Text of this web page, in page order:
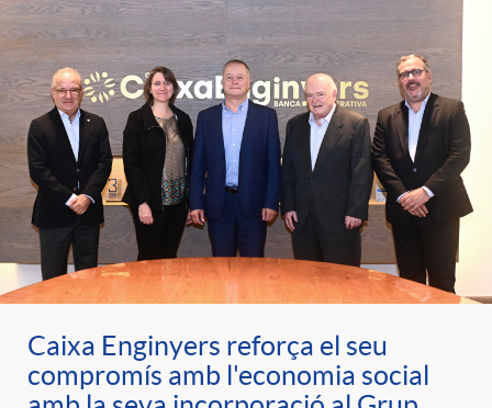
Caixa Enginyers reforça el seu
compromís amb l'economia social